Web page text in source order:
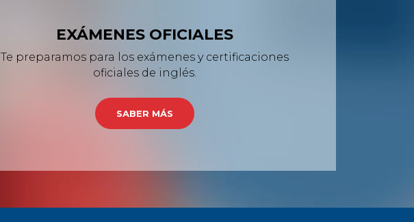
EXÁMENES OFICIALES
Te preparamos para los exámenes y certificaciones
oficiales de inglés.
SABER MÁS